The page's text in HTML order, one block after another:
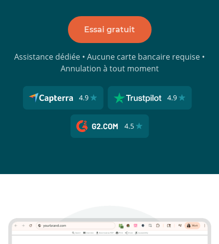
Essai gratuit
Assistance dédiée • Aucune carte bancaire requise •
Annulation à tout moment